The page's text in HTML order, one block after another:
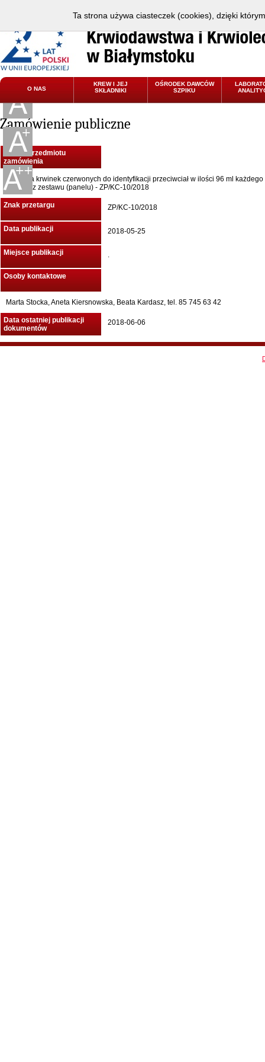
O NAS
KREW I JEJ
SKŁADNIKI
OŚRODEK DAWCÓW
SZPIKU
Zamówienie publiczne
Nazwa przedmiotu
zamówienia
Dostawa krwinek czerwonych do identyfikacji przeciwciał w ilości 96 ml
krwinek z zestawu (panelu) - ZP/KC-10/2018
Znak przetargu ZP/KC-10/2018
Data publikacji 2018-05-25
Miejsce publikacji .
Osoby kontaktowe
Marta Stocka, Aneta Kiersnowska, Beata Kardasz, tel. 85 745 63 42
Data ostatniej publikacji
dokumentów
2018-06-06
Ta strona używa ciasteczek (cookies), dzięki